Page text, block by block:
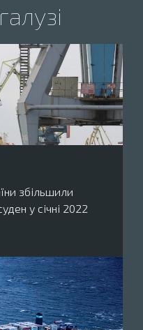
збільшили
у січні 2022